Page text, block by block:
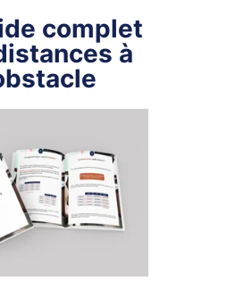
complet
à